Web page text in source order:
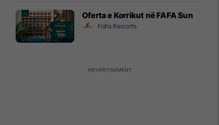
Oferta e Korrikut në FAFA Sun
Fafa Resorts